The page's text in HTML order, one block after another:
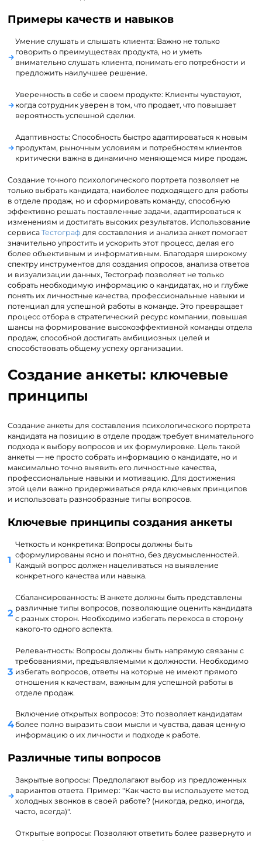
Примеры качеств и навыков
Умение слушать и слышать клиента: Важно не только
говорить о преимуществах продукта, но и уметь
внимательно слушать клиента, понимать его потребности и
предложить наилучшее решение.
Уверенность в себе и своем продукте: Клиенты чувствуют,
когда сотрудник уверен в том, что продает, что повышает
вероятность успешной сделки.
Адаптивность: Способность быстро адаптироваться к новым
продуктам, рыночным условиям и потребностям клиентов
критически важна в динамично меняющемся мире продаж.
Создание точного психологического портрета позволяет не
только выбрать кандидата, наиболее подходящего для работы
в отделе продаж, но и сформировать команду, способную
эффективно решать поставленные задачи, адаптироваться к
изменениям и достигать высоких результатов. Использование
сервисаТестограф для составления и анализа анкет помогает
значительно упростить и ускорить этот процесс, делая его
более объективным и информативным. Благодаря широкому
спектру инструментов для создания опросов, анализа ответов
и визуализации данных, Тестограф позволяет не только
собрать необходимую информацию о кандидатах, но и глубже
понять их личностные качества, профессиональные навыки и
потенциал для успешной работы в команде. Это превращает
процесс отбора в стратегический ресурс компании, повышая
шансы на формирование высокоэффективной команды отдела
продаж, способной достигать амбициозных целей и
способствовать общему успеху организации.
Создание анкеты: ключевые
принципы
Создание анкеты для составления психологического портрета
кандидата на позицию в отделе продаж требует внимательного
подхода к выбору вопросов и их формулировке. Цель такой
анкеты — не просто собрать информацию о кандидате, но и
максимально точно выявить его личностные качества,
профессиональные навыки и мотивацию. Для достижения
этой цели важно придерживаться ряда ключевых принципов
и использовать разнообразные типы вопросов.
Ключевые принципы создания анкеты
Четкость и конкретика: Вопросы должны быть
сформулированы ясно и понятно, без двусмысленностей.
Каждый вопрос должен нацеливаться на выявление
конкретного качества или навыка.
Сбалансированность: В анкете должны быть представлены
различные типы вопросов, позволяющие оценить кандидата
с разных сторон. Необходимо избегать перекоса в сторону
какого-то одного аспекта.
Релевантность: Вопросы должны быть напрямую связаны с
требованиями, предъявляемыми к должности. Необходимо
избегать вопросов, ответы на которые не имеют прямого
отношения к качествам, важным для успешной работы в
отделе продаж.
Включение открытых вопросов: Это позволяет кандидатам
более полно выразить свои мысли и чувства, давая ценную
информацию о их личности и подходе к работе.
Различные типы вопросов
Закрытые вопросы: Предполагают выбор из предложенных
вариантов ответа. Пример: "Как часто вы используете метод
холодных звонков в своей работе? (никогда, редко, иногда,
часто, всегда)".
Открытые вопросы: Позволяют ответить более развернуто и